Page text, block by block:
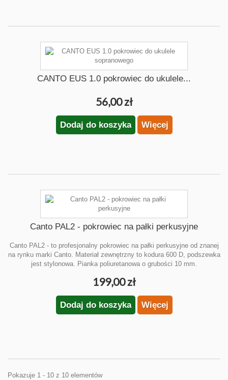
CANTO EUS 1.0 pokrowiec do ukulele...
56,00 zł
Dodaj do koszyka Więcej
Canto PAL2 - pokrowiec na pałki perkusyjne
Canto PAL2 - to profesjonalny pokrowiec na pałki perkusyjne od znanej
na rynku marki Canto. Materiał zewnętrzny to kodura 600 D, podszewka
jest stylonowa. Pianka poliuretanowa o grubości 10 mm.
199,00 zł
Dodaj do koszyka Więcej
Pokazuje 1 - 10 z 10 elementów